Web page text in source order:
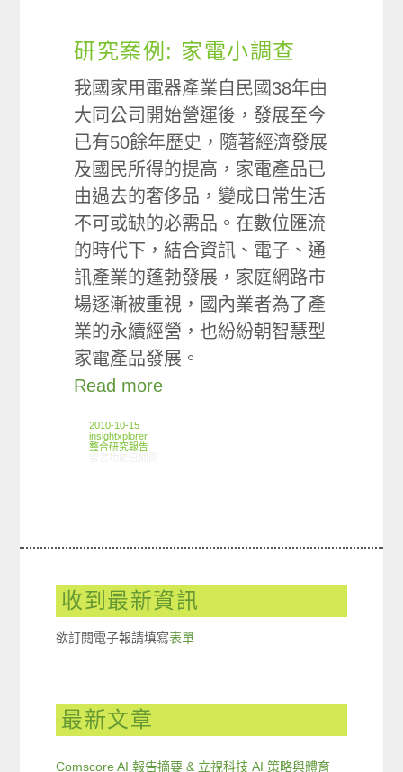
研究案例: 家電小調查
我國家用電器產業自民國38年由
大同公司開始營運後，發展至今
已有50餘年歷史，隨著經濟發展
及國民所得的提高，家電產品已
由過去的奢侈品，變成日常生活
不可或缺的必需品。在數位匯流
的時代下，結合資訊、電子、通
訊產業的蓬勃發展，家庭網路市
場逐漸被重視，國內業者為了產
業的永續經營，也紛紛朝智慧型
家電產品發展。
Read more
2010-10-15
insightxplorer
整合研究報告
收到最新資訊
欲訂閱電子報請填寫表單
最新文章
Comscore AI 報告摘要 & 立視科技 AI 策略與體育